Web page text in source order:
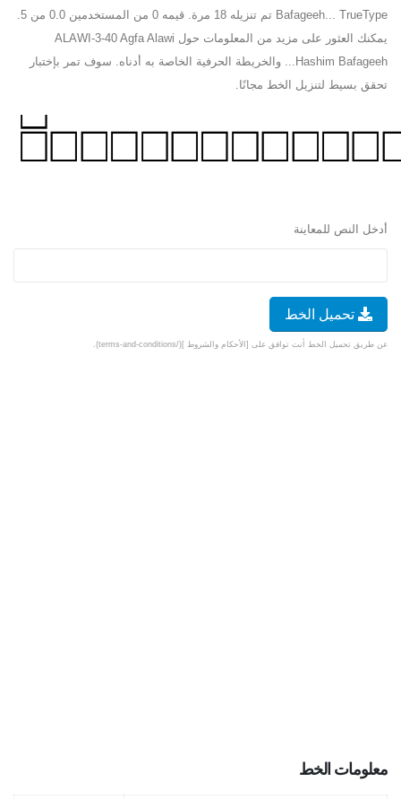
Bafageeh... TrueType تم تنزيله 18 مرة. قيمه 0 من المستخدمين 0.0 من 5.
يمكنك العثور على مزيد من المعلومات حول ALAWI-3-40 Agfa Alawi
Hashim Bafageeh... والخريطة الحرفية الخاصة به أدناه. سوف تمر بإختبار
تحقق بسيط لتنزيل الخط مجانًا.
أدخل النص للمعاينة
تحميل الخط
عن طريق تحميل الخط أنت توافق على [الأحكام والشروط ](/terms-and-conditions).
معلومات الخط